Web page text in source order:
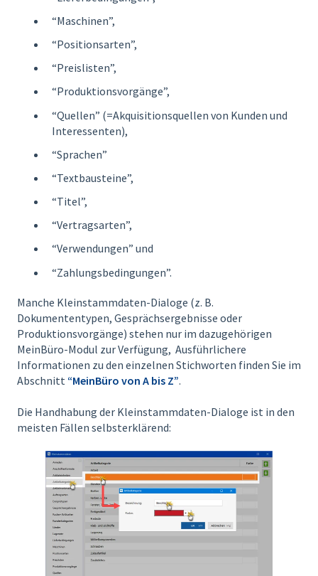
“Maschinen”,
“Positionsarten”,
“Preislisten”,
“Produktionsvorgänge”,
“Quellen” (=Akquisitionsquellen von Kunden und
Interessenten),
“Sprachen”
“Textbausteine”,
“Titel”,
“Vertragsarten”,
“Verwendungen” und
“Zahlungsbedingungen”.
Manche Kleinstammdaten-Dialoge (z. B.
Dokumententypen, Gesprächsergebnisse oder
Produktionsvorgänge) stehen nur im dazugehörigen
MeinBüro-Modul zur Verfügung, Ausführlichere
Informationen zu den einzelnen Stichworten finden Sie im
Abschnitt “MeinBüro von A bis Z”.
Die Handhabung der Kleinstammdaten-Dialoge ist in den
meisten Fällen selbsterklärend: